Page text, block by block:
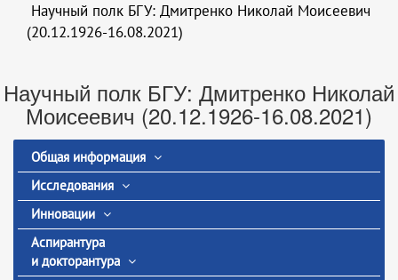
Научный полк БГУ: Дмитренко Николай Моисеевич
(20.12.1926-16.08.2021)
Научный полк БГУ: Дмитренко Николай
Моисеевич (20.12.1926-16.08.2021)
Общая информация
Исследования
Инновации
Аспирантура
и докторантура